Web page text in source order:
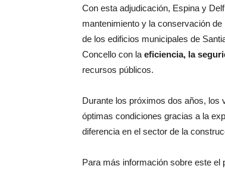
Con esta adjudicación, Espina y
mantenimiento y la conservación
de los edificios municipales de
Concello con la eficiencia, la
recursos públicos.
Durante los próximos dos años, los
óptimas condiciones gracias a la
diferencia en el sector de la
Para más información sobre este